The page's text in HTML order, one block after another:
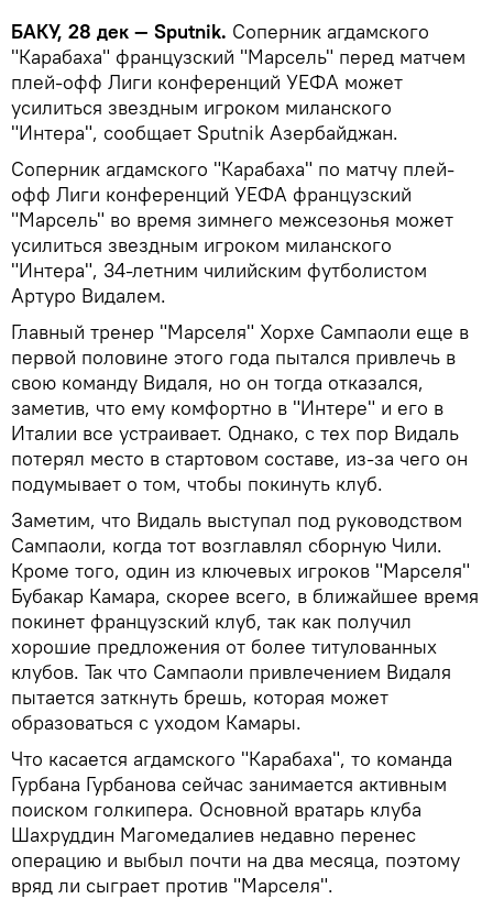
БАКУ, 28 дек — Sputnik. Соперник агдамского
"Карабаха" французский "Марсель" перед матчем
плей-офф Лиги конференций УЕФА может
усилиться звездным игроком миланского
"Интера", сообщает Sputnik Азербайджан.
Соперник агдамского "Карабаха" по матчу плей-
офф Лиги конференций УЕФА французский
"Марсель" во время зимнего межсезонья может
усилиться звездным игроком миланского
"Интера", 34-летним чилийским футболистом
Артуро Видалем.
Главный тренер "Марселя" Хорхе Сампаоли еще в
первой половине этого года пытался привлечь в
свою команду Видаля, но он тогда отказался,
заметив, что ему комфортно в "Интере" и его в
Италии все устраивает. Однако, с тех пор Видаль
потерял место в стартовом составе, из-за чего он
подумывает о том, чтобы покинуть клуб.
Заметим, что Видаль выступал под руководством
Сампаоли, когда тот возглавлял сборную Чили.
Кроме того, один из ключевых игроков "Марселя"
Бубакар Камара, скорее всего, в ближайшее время
покинет французский клуб, так как получил
хорошие предложения от более титулованных
клубов. Так что Сампаоли привлечением Видаля
пытается заткнуть брешь, которая может
образоваться с уходом Камары.
Что касается агдамского "Карабаха", то команда
Гурбана Гурбанова сейчас занимается активным
поиском голкипера. Основной вратарь клуба
Шахруддин Магомедалиев недавно перенес
операцию и выбыл почти на два месяца, поэтому
вряд ли сыграет против "Марселя".